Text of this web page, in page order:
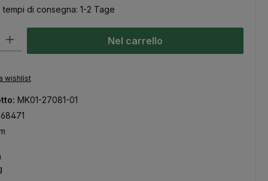
di consegna: 1-2 Tage
inserisci la quantità desiderata o usa i pulsanti per
Nel carrello
wishlist
MK01-27081-01